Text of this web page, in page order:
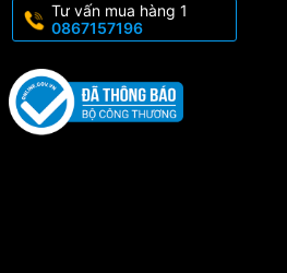
Tư vấn mua hàng 1
0867157196